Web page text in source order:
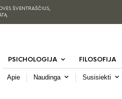
ŠVENTRAŠČIUS,
PSICHOLOGIJA FILOSOFIJA
Apie Naudinga Susisiekti